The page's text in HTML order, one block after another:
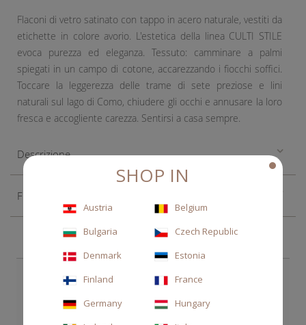
Flaconi di vetro satinato con tappo in acero naturale, vestiti da
etichette in colore avorio. L'estetica della linea CULTI STILE
evoca purezza ed eleganza. Tessuto: camminare a palmi
spiegati in un campo di cotone, accarezzando i fiocchi soffici.
Toccare la leggerezza delle trame di sete preziose e lini
naturali sul lago di Como, chiudere gli occhi e annusare la loro
fresca e accogliente carezza. Sentirsi a casa sempre.
Descrizione
Fragranza
SCEGLI ANCHE
SHOP IN
Austria
Belgium
Bulgaria
Czech Republic
Denmark
Estonia
Finland
France
Germany
Hungary